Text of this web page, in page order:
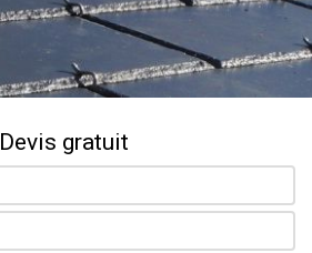
Devis gratuit